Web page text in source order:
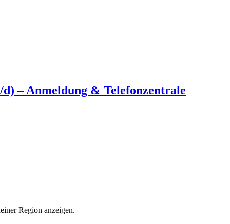
– Anmeldung & Telefonzentrale
Region anzeigen.